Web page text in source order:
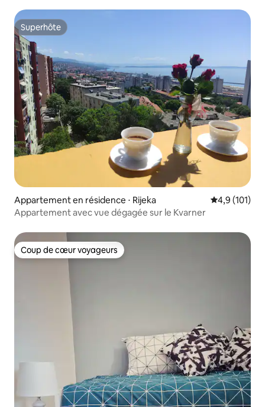
Superhôte
Superhôte
Appartement en résidence ⋅ Rijeka Évaluation
4,9 (101)
Appartement avec vue dégagée sur le Kvarner
Coup de cœur voyageurs
Coup de cœur voyageurs